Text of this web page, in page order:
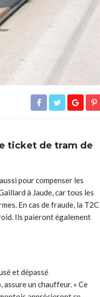
ticket de tram de
pour compenser les
à Jaude, car tous les
En cas de fraude, la T2C
Ils paieront également
et dépassé
un chauffeur. « Ce